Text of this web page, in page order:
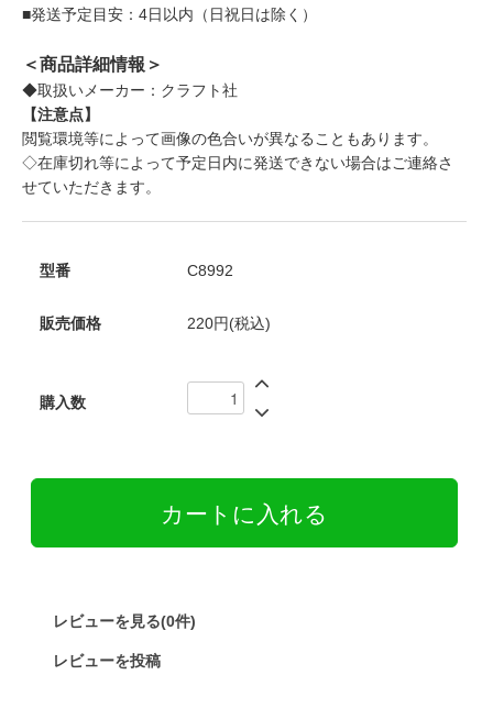
■発送予定目安：4日以内（日祝日は除く）
＜商品詳細情報＞
◆取扱いメーカー：クラフト社
【注意点】
閲覧環境等によって画像の色合いが異なることもあります。
◇在庫切れ等によって予定日内に発送できない場合はご連絡さ
せていただきます。
型番 C8992
販売価格 220円(税込)
購入数
レビューを見る(0件)
レビューを投稿